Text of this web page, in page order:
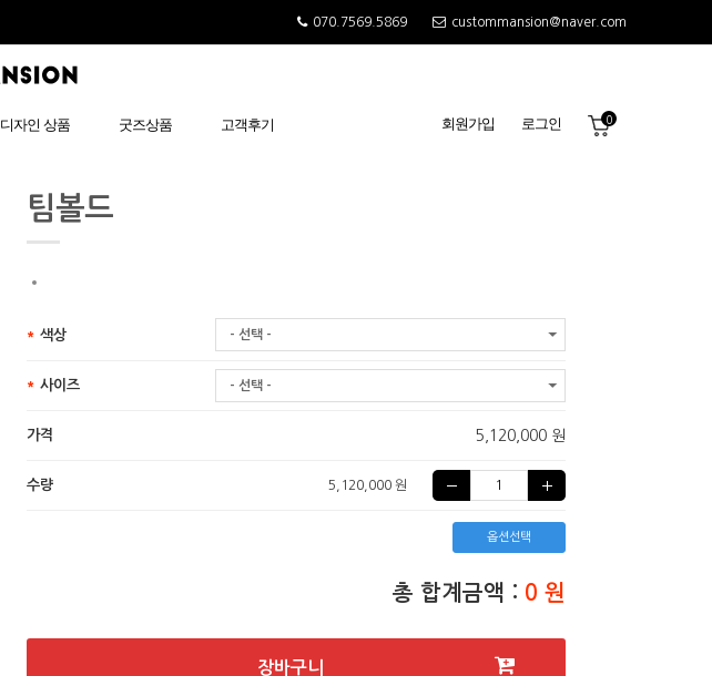
070.7569.5869 custommansion@naver.com
디자인 상품 굿즈상품 고객후기 회원가입 로그인 0
팀볼드
색상 - 선택 -
사이즈 - 선택 -
가격 5,120,000 원
수량 5,120,000 원
옵션선택
총 합계금액 : 0 원
장바구니